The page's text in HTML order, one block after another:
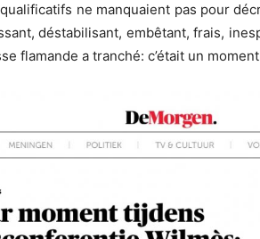
ne manquaient pas pour
déstabilisant, embêtant, frais,
flamande a tranché: c’était un